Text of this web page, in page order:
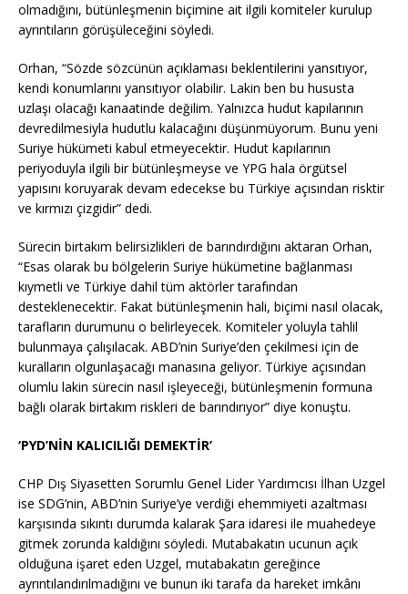
olmadığını, bütünleşmenin biçimine ait ilgili komiteler kurulup
ayrıntıların görüşüleceğini söyledi.
Orhan, “Sözde sözcünün açıklaması beklentilerini yansıtıyor,
kendi konumlarını yansıtıyor olabilir. Lakin ben bu hususta
uzlaşı olacağı kanaatinde değilim. Yalnızca hudut kapılarının
devredilmesiyla hudutlu kalacağını düşünmüyorum. Bunu yeni
Suriye hükümeti kabul etmeyecektir. Hudut kapılarının
periyoduyla ilgili bir bütünleşmeyse ve YPG hala örgütsel
yapısını koruyarak devam edecekse bu Türkiye açısından risktir
ve kırmızı çizgidir” dedi.
Sürecin birtakım belirsizlikleri de barındırdığını aktaran Orhan,
“Esas olarak bu bölgelerin Suriye hükümetine bağlanması
kıymetli ve Türkiye dahil tüm aktörler tarafından
desteklenecektir. Fakat bütünleşmenin hali, biçimi nasıl olacak,
tarafların durumunu o belirleyecek. Komiteler yoluyla tahlil
bulunmaya çalışılacak. ABD’nin Suriye’den çekilmesi için de
kuralların olgunlaşacağı manasına geliyor. Türkiye açısından
olumlu lakin sürecin nasıl işleyeceği, bütünleşmenin formuna
bağlı olarak birtakım riskleri de barındırıyor” diye konuştu.
‘PYD’NİN KALICILIĞI DEMEKTİR’
CHP Dış Siyasetten Sorumlu Genel Lider Yardımcısı İlhan Uzgel
ise SDG’nin, ABD’nin Suriye’ye verdiği ehemmiyeti azaltması
karşısında sıkıntı durumda kalarak Şara idaresi ile muahedeye
gitmek zorunda kaldığını söyledi. Mutabakatın ucunun açık
olduğuna işaret eden Uzgel, mutabakatın gereğince
ayrıntılandırılmadığını ve bunun iki tarafa da hareket imkânı